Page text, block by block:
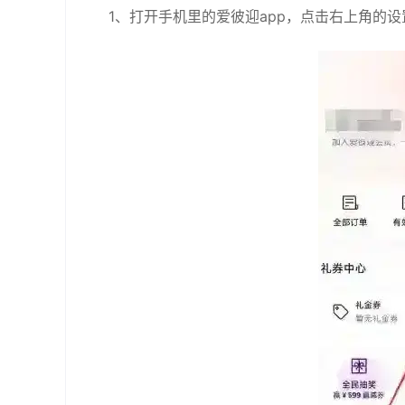
1、打开手机里的爱彼迎app，点击右上角的设